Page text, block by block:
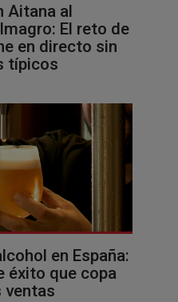
Aitana al
El reto de
en directo sin
típicos
en España:
éxito que copa
ventas